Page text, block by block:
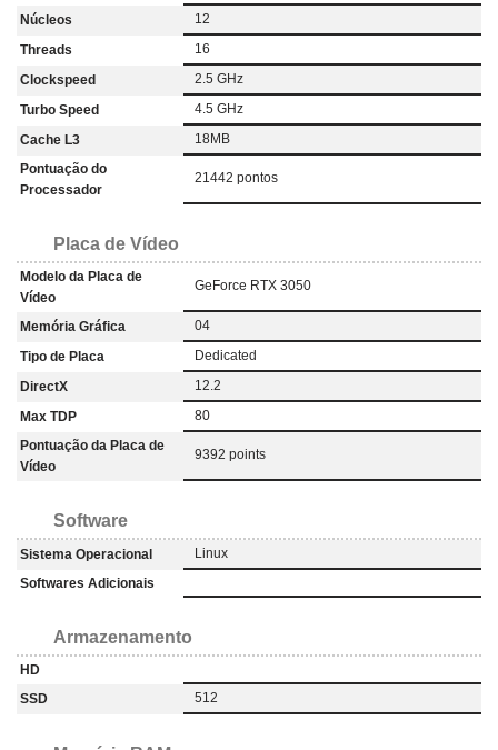
Núcleos
12
Threads
16
Clockspeed
2.5 GHz
Turbo Speed
4.5 GHz
Cache L3
18MB
Pontuação do
Processador
21442 pontos
Placa de Vídeo
Modelo da Placa de
Vídeo
GeForce RTX 3050
Memória Gráfica
04
Tipo de Placa
‎Dedicated
DirectX
12.2
Max TDP
80
Pontuação da Placa de
Vídeo
9392 points
Software
Sistema Operacional
Linux
Softwares Adicionais
Armazenamento
HD
SSD
512